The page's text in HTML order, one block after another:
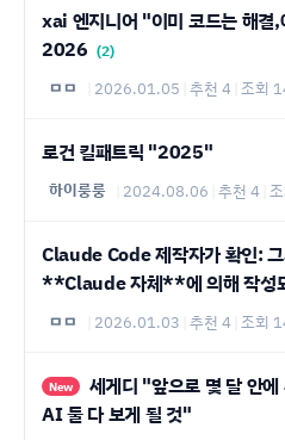
xai 엔지니어 "이미 코드는 해결,
2026 (2)
ㅁㅁ 2026.01.05 추천 4 조회
로건 킬패트릭 "2025"
하이룽룽 2024.08.06 추천 4
Claude Code 제작자가 확인:
**Claude 자체**에 의해 작성
ㅁㅁ 2026.01.03 추천 4 조회
New
AI 둘 다 보게 될 것"